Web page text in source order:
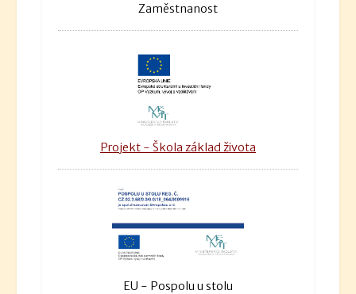
Zaměstnanost
Projekt - Škola základ života
EU - Pospolu u stolu